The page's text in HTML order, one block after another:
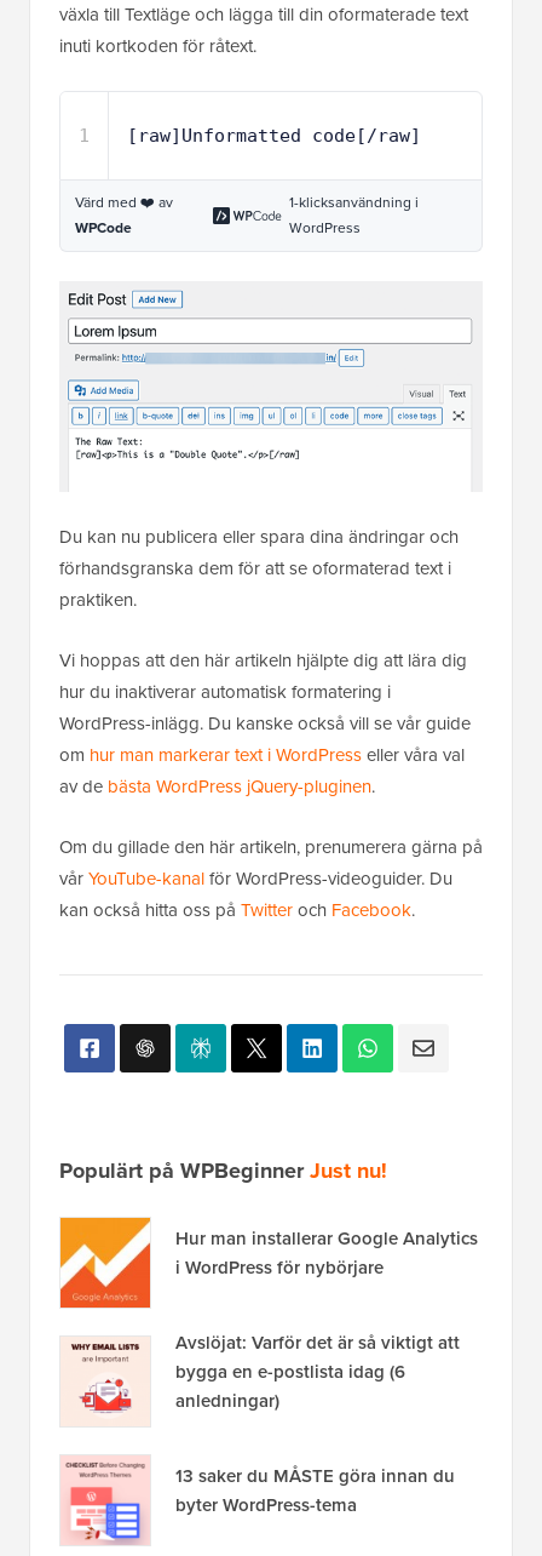
växla till Textläge och lägga till din oformaterade text
inuti kortkoden för råtext.
1 [raw]Unformatted code[/raw]
Värd med ❤️ av
WPCode
1-klicksanvändning i
WordPress
Du kan nu publicera eller spara dina ändringar och
förhandsgranska dem för att se oformaterad text i
praktiken.
Vi hoppas att den här artikeln hjälpte dig att lära dig
hur du inaktiverar automatisk formatering i
WordPress-inlägg. Du kanske också vill se vår guide
om hur man markerar text i WordPresseller våra val
av de bästa WordPress jQuery-pluginen.
Om du gillade den här artikeln, prenumerera gärna på
vårYouTube-kanalför WordPress-videoguider. Du
kan också hitta oss på Twitteroch Facebook.
Populärt på WPBeginnerJust nu!
Hur man installerar Google Analytics
i WordPress för nybörjare
Avslöjat: Varför det är så viktigt att
bygga en e-postlista idag (6
anledningar)
13 saker du MÅSTE göra innan du
byter WordPress-tema